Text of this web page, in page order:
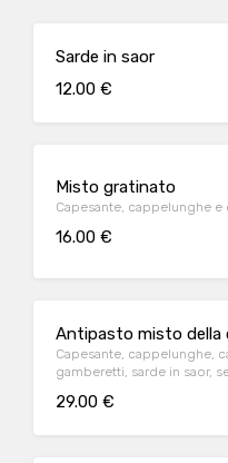
Sarde in saor
12.00 €
Misto gratinato
Capesante, cappelunghe e
16.00 €
Antipasto misto della
Capesante, cappelunghe,
gamberetti, sarde in saor,
29.00 €